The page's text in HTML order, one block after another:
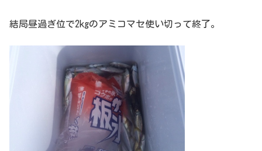
結局昼過ぎ位で2kgのアミコマセ使い切って終了。